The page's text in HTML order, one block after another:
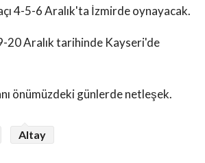
4-5-6 Aralık'ta İzmirde oynayacak.
20 Aralık tarihinde Kayseri'de
önümüzdeki günlerde netleşek.
Altay